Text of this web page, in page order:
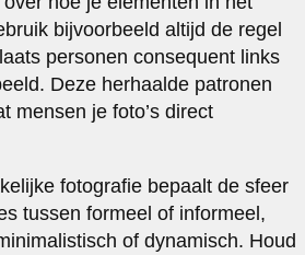
bijvoorbeeld altijd de regel
personen consequent links
Deze herhaalde patronen
mensen je foto’s direct
fotografie bepaalt de sfeer
tussen formeel of informeel,
of dynamisch. Houd